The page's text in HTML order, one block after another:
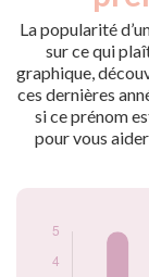
La popularité
sur ce qui
graphique,
ces dernières
si ce prénom
pour vous
Popularité du
prénom Carlu-
par année
2017
5
2023
5
2024
5